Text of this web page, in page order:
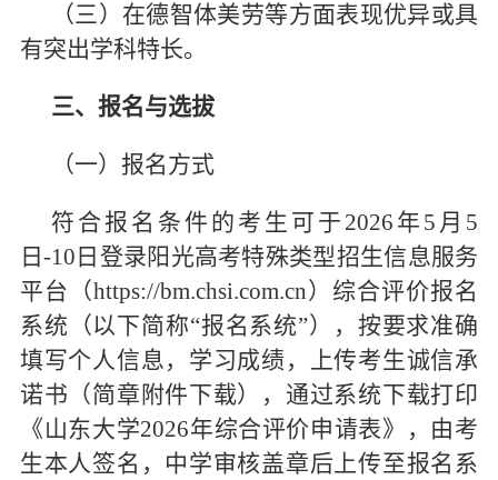
（三）在德智体美劳等方面表现优异或具
有突出学科特长。
三、报名与选拔
（一）报名方式
符合报名条件的考生可于2026年5月5
日-10日登录阳光高考特殊类型招生信息服务
平台（https://bm.chsi.com.cn）综合评价报名
系统（以下简称“报名系统”），按要求准确
填写个人信息，学习成绩，上传考生诚信承
诺书（简章附件下载），通过系统下载打印
《山东大学2026年综合评价申请表》，由考
生本人签名，中学审核盖章后上传至报名系